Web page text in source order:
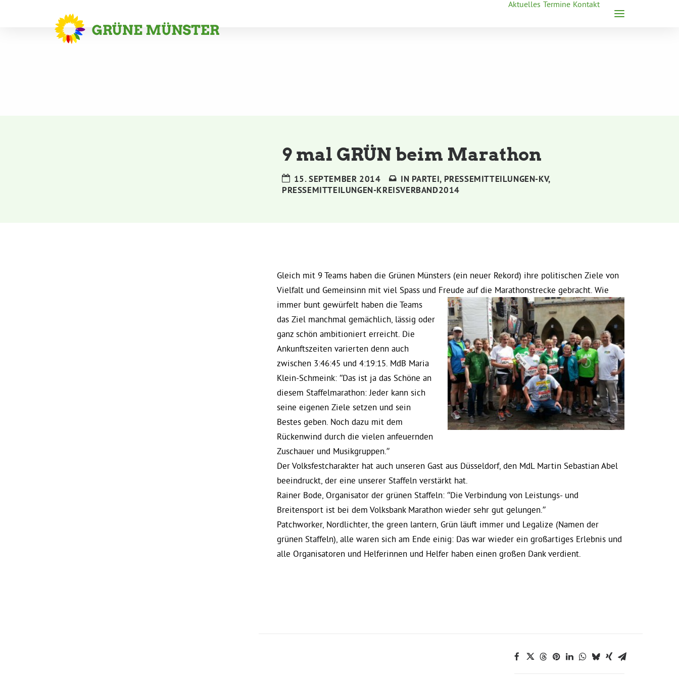
Aktuelles Termine Kontakt
9 mal GRÜN beim Marathon
15. SEPTEMBER 2014 IN PARTEI, PRESSEMITTEILUNGEN-KV,
PRESSEMITTEILUNGEN-KREISVERBAND2014
Gleich mit 9 Teams haben die Grünen Münsters (ein neuer Rekord) ihre politischen Ziele von
Vielfalt und Gemeinsinn mit viel Spass und Freude auf die Marathonstrecke gebracht. Wie
immer bunt gewürfelt haben die Teams
das Ziel manchmal gemächlich, lässig oder
ganz schön ambitioniert erreicht. Die
Ankunftszeiten varierten denn auch
zwischen 3:46:45 und 4:19:15. MdB Maria
Klein-Schmeink: “Das ist ja das Schöne an
diesem Staffelmarathon: Jeder kann sich
seine eigenen Ziele setzen und sein
Bestes geben. Noch dazu mit dem
Rückenwind durch die vielen anfeuernden
Zuschauer und Musikgruppen.”
Der Volksfestcharakter hat auch unseren Gast aus Düsseldorf, den MdL Martin Sebastian Abel
beeindruckt, der eine unserer Staffeln verstärkt hat.
Rainer Bode, Organisator der grünen Staffeln: “Die Verbindung von Leistungs- und
Breitensport ist bei dem Volksbank Marathon wieder sehr gut gelungen.”
Patchworker, Nordlichter, the green lantern, Grün läuft immer und Legalize (Namen der
grünen Staffeln), alle waren sich am Ende einig: Das war wieder ein großartiges Erlebnis und
alle Organisatoren und Helferinnen und Helfer haben einen großen Dank verdient.